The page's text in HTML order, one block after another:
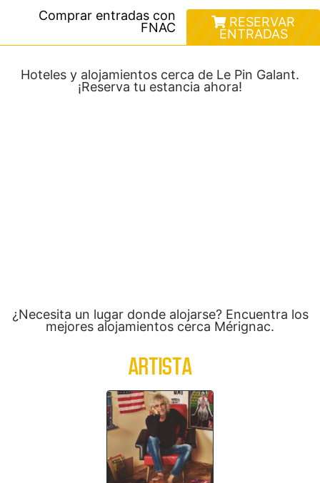
Comprar entradas con
FNAC
RESERVAR
ENTRADAS
Hoteles y alojamientos cerca de Le Pin Galant.
¡Reserva tu estancia ahora!
¿Necesita un lugar donde alojarse? Encuentra los
mejores alojamientos cerca Mérignac.
ARTISTA